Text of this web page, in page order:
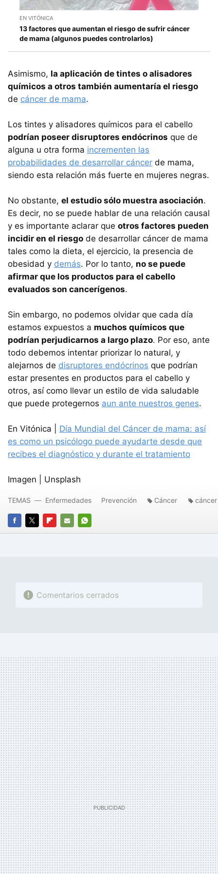
EN VITÓNICA
13 factores que aumentan el riesgo de sufrir cáncer
de mama (algunos puedes controlarlos)
Asimismo, la aplicación de tintes o alisadores
químicos a otros también aumentaría el riesgo
de cáncer de mama.
Los tintes y alisadores químicos para el cabello
podrían poseer disruptores endócrinos que de
alguna u otra forma incrementen las
probabilidades de desarrollar cáncer de mama,
siendo esta relación más fuerte en mujeres negras.
No obstante, el estudio sólo muestra asociación.
Es decir, no se puede hablar de una relación causal
y es importante aclarar que otros factores pueden
incidir en el riesgo de desarrollar cáncer de mama
tales como la dieta, el ejercicio, la presencia de
obesidad y demás. Por lo tanto, no se puede
afirmar que los productos para el cabello
evaluados son cancerígenos.
Sin embargo, no podemos olvidar que cada día
estamos expuestos a muchos químicos que
podrían perjudicarnos a largo plazo. Por eso, ante
todo debemos intentar priorizar lo natural, y
alejarnos de disruptores endócrinos que podrían
estar presentes en productos para el cabello y
otros, así como llevar un estilo de vida saludable
que puede protegernos aun ante nuestros genes.
En Vitónica | Día Mundial del Cáncer de mama: así
es como un psicólogo puede ayudarte desde que
recibes el diagnóstico y durante el tratamiento
Imagen | Unsplash
FACEBOOK
TWITTERFLIPBOARD
E-
WHATSAPP
TEMAS Enfermedades Prevención Cáncer
Comentarios cerrados